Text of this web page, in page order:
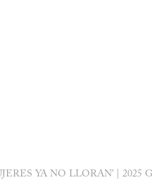
YA NO LLORAN’ | 2025